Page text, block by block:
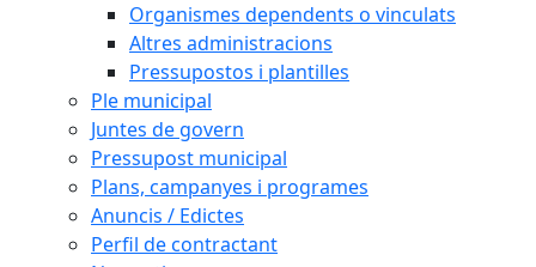
Organismes dependents o vinculats
Altres administracions
Pressupostos i plantilles
Ple municipal
Juntes de govern
Pressupost municipal
Plans, campanyes i programes
Anuncis / Edictes
Perfil de contractant